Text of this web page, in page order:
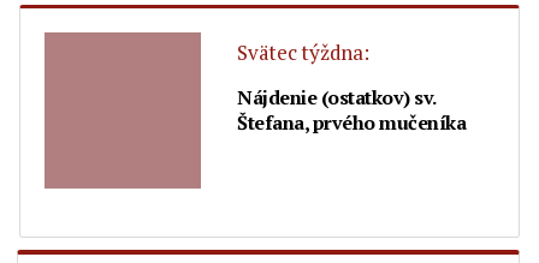
Svätec týždna:
Nájdenie (ostatkov) sv.
Štefana, prvého mučeníka